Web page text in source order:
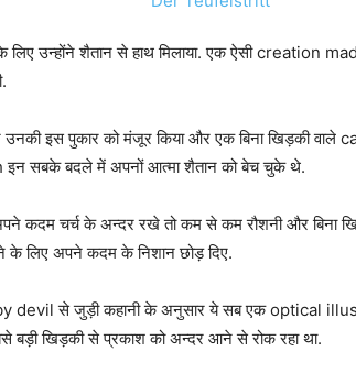
उन्होंने शैतान से हाथ मिलाया. एक ऐसी creation
इस पुकार को मंजूर किया और एक बिना खिड़की वाले
सबके बदले में अपनों आत्मा शैतान को बेच चुके थे.
कदम चर्च के अन्दर रखे तो कम से कम रौशनी और बिना
के लिए अपने कदम के निशान छोड़ दिए.
devil से जुड़ी कहानी के अनुसार ये सब एक optical
बड़ी खिड़की से प्रकाश को अन्दर आने से रोक रहा था.